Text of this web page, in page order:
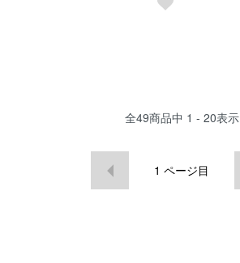
全49商品中 1 - 20表示
1 ページ目